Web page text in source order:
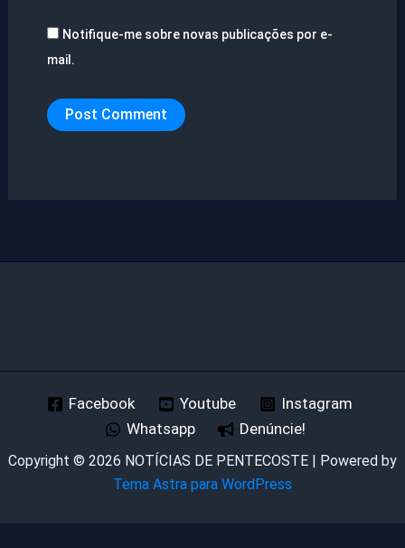
Notifique-me sobre novas publicações por e-
mail.
Facebook Youtube
Instagram
Whatsapp
Denúncie!
Copyright © 2026 NOTÍCIAS DE PENTECOSTE | Powered by
Tema Astra para WordPress